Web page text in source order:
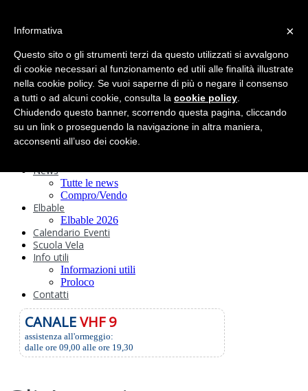
Circolo
Statuto e
Regolamenti
Storia
Ormeggi
Sede e Servizi
Attività
Safeguarding
News
Tutte le news
Compro/Vendo
Elbable
Elbable 2026
Calendario Eventi
Scuola Vela
Info utili
Informazioni utili
Proloco
Contatti
CANALEVHF 9
assistenza all'ormeggio:
dalle ore 09,00 alle ore 19,30
×
Informativa
Questo sito o gli strumenti terzi da questo utilizzati si avvalgono
di cookie necessari al funzionamento ed utili alle finalità illustrate
nella cookie policy. Se vuoi saperne di più o negare il consenso
a tutti o ad alcuni cookie, consulta la cookie policy
Chiudendo questo banner, scorrendo questa pagina, cliccando
su un link o proseguendo la navigazione in altra maniera,
acconsenti all’uso dei cookie.